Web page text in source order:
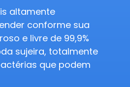
altamente
conforme sua
e livre de 99,9%
sujeira, totalmente
que podem